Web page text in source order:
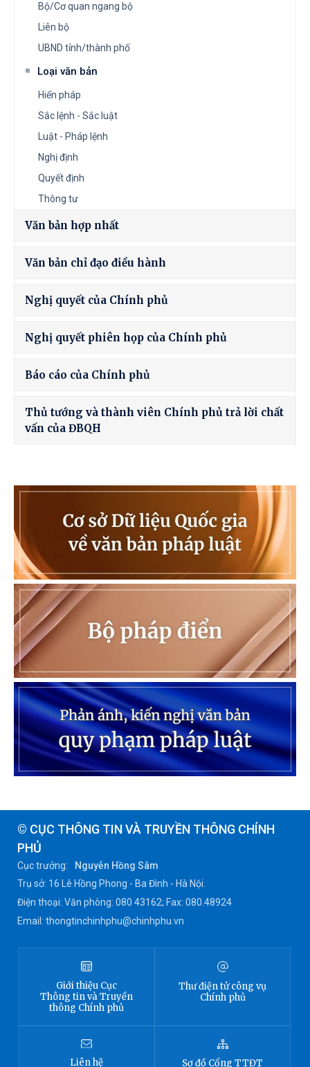
Bộ/Cơ quan ngang bộ
Liên bộ
UBND tỉnh/thành phố
Loại văn bản
Hiến pháp
Sắc lệnh - Sắc luật
Luật - Pháp lệnh
Nghị định
Quyết định
Thông tư
Văn bản hợp nhất
Văn bản chỉ đạo điều hành
Nghị quyết của Chính phủ
Nghị quyết phiên họp của Chính phủ
Báo cáo của Chính phủ
Thủ tướng và thành viên Chính phủ trả lời chất
vấn của ĐBQH
© CỤC THÔNG TIN VÀ TRUYỀN THÔNG CHÍNH
PHỦ
Cục trưởng:
Nguyễn Hồng Sâm
Trụ sở: 16 Lê Hồng Phong - Ba Đình - Hà Nội.
Điện thoại: Văn phòng: 080 43162; Fax: 080.48924
Email: thongtinchinhphu@chinhphu.vn
Giới thiệu Cục
Thông tinvà Truyền
thông Chính phủ
Thư điện tử công vụ
Chính phủ
Liên hệ Sơ đồ Cổng TTĐT